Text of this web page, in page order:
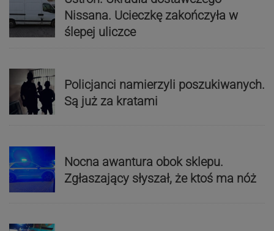
Nissana. Ucieczkę zakończyła w
ślepej uliczce
Policjanci namierzyli poszukiwanych.
Są już za kratami
Nocna awantura obok sklepu.
Zgłaszający słyszał, że ktoś ma nóż